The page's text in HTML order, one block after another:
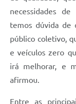
necessidades
temos dúvida de
público coletivo,
e veículos zero
irá melhorar, e
afirmou.
Entre as